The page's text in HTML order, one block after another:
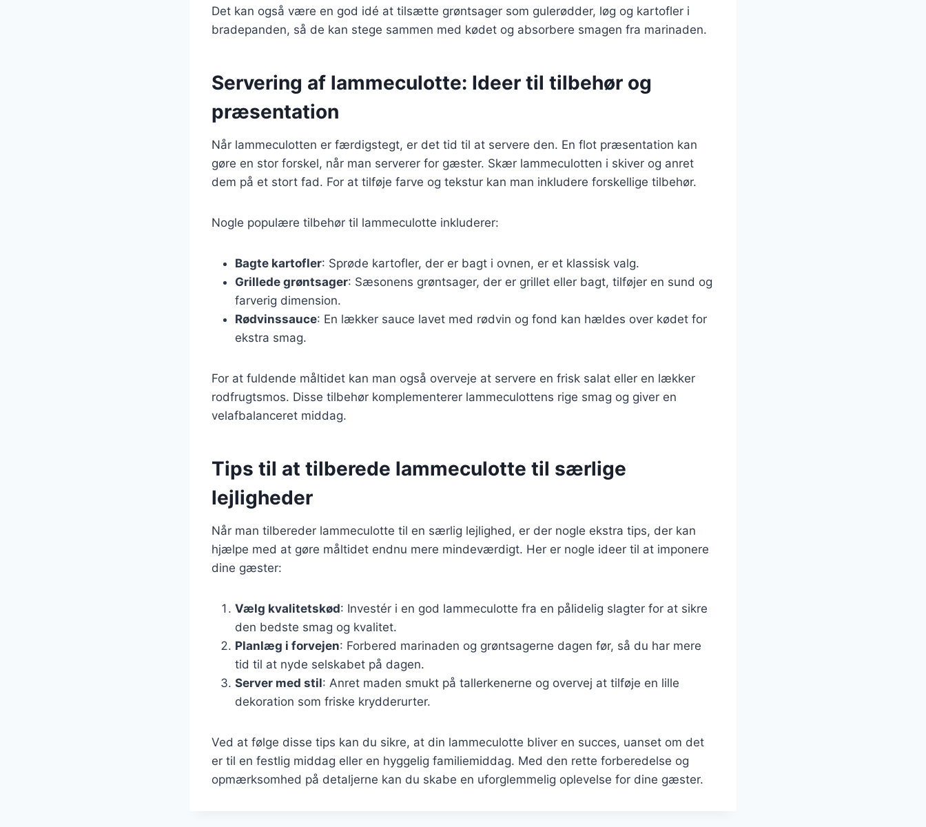
Det kan også være en god idé at tilsætte grøntsager som gulerødder, løg og kartofler i
bradepanden, så de kan stege sammen med kødet og absorbere smagen fra marinaden.
Servering af lammeculotte: Ideer til tilbehør og
præsentation
Når lammeculotten er færdigstegt, er det tid til at servere den. En flot præsentation kan
gøre en stor forskel, når man serverer for gæster. Skær lammeculotten i skiver og anret
dem på et stort fad. For at tilføje farve og tekstur kan man inkludere forskellige tilbehør.
Nogle populære tilbehør til lammeculotte inkluderer:
Bagte kartofler: Sprøde kartofler, der er bagt i ovnen, er et klassisk valg.
Grillede grøntsager: Sæsonens grøntsager, der er grillet eller bagt, tilføjer en sund og
farverig dimension.
Rødvinssauce: En lækker sauce lavet med rødvin og fond kan hældes over kødet for
ekstra smag.
For at fuldende måltidet kan man også overveje at servere en frisk salat eller en lækker
rodfrugtsmos. Disse tilbehør komplementerer lammeculottens rige smag og giver en
velafbalanceret middag.
Tips til at tilberede lammeculotte til særlige
lejligheder
Når man tilbereder lammeculotte til en særlig lejlighed, er der nogle ekstra tips, der kan
hjælpe med at gøre måltidet endnu mere mindeværdigt. Her er nogle ideer til at imponere
dine gæster:
Vælg kvalitetskød: Investér i en god lammeculotte fra en pålidelig slagter for at sikre
den bedste smag og kvalitet.
Planlæg i forvejen: Forbered marinaden og grøntsagerne dagen før, så du har mere
tid til at nyde selskabet på dagen.
Server med stil: Anret maden smukt på tallerkenerne og overvej at tilføje en lille
dekoration som friske krydderurter.
Ved at følge disse tips kan du sikre, at din lammeculotte bliver en succes, uanset om det
er til en festlig middag eller en hyggelig familiemiddag. Med den rette forberedelse og
opmærksomhed på detaljerne kan du skabe en uforglemmelig oplevelse for dine gæster.